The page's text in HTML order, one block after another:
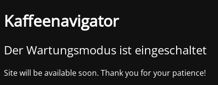
Kaffeenavigator
Der Wartungsmodus ist eingeschaltet
Site will be available soon. Thank you for your patience!